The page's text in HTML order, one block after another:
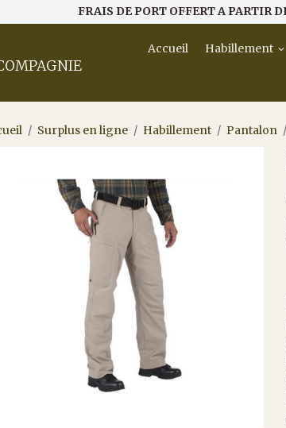
FRAIS DE PORT OFFERT A PARTIR
Accueil Habillement
Surplus en ligne Habillement Pantalon